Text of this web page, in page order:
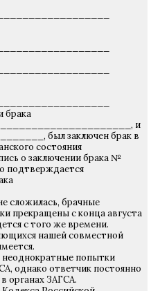
брака
______________________, и
был заключен брак в
состояния
о заключении брака №
подтверждается
сложилась, брачные
прекращены с конца августа
с того же времени.
нашей совместной
попытки
однако ответчик постоянно
органах ЗАГСА.